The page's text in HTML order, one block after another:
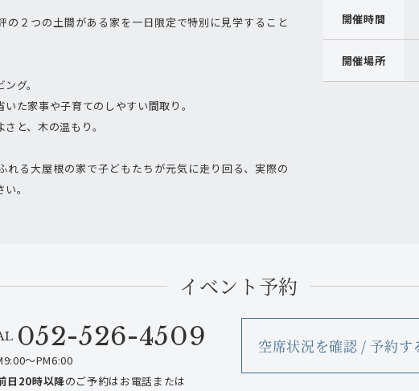
の２つの土間がある家を一日限定で特別に見学すること
グ。
た家事や子育てのしやすい間取り。
と、木の温もり。
れる大屋根の家で子どもたちが元気に走り回る、実際の
。
開催時間
開催場所
イベント予約
052-526-4509
～PM6:00
日20時以降のご予約はお電話または
空席状況を確認 / 予約す